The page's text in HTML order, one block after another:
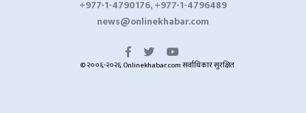
+977-1-4790176, +977-1-4796489
news@onlinekhabar.com
© २००६-२०२६ Onlinekhabar.com सर्वाधिकार सुरक्षित